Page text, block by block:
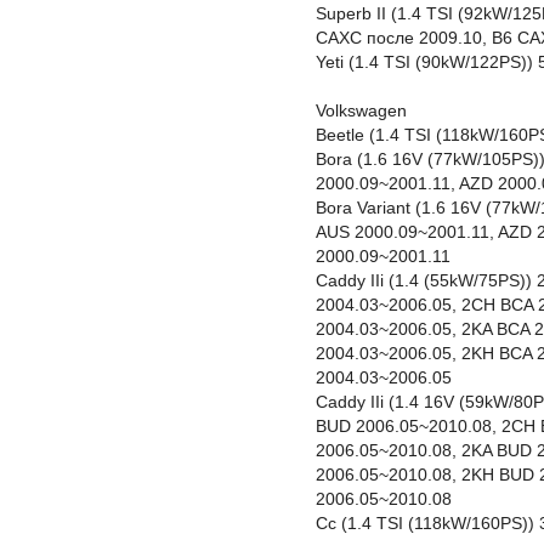
Superb II (1.4 TSI (92kW/
CAXC после 2009.10, B6
Yeti (1.4 TSI (90kW/122PS))
Volkswagen
Beetle (1.4 TSI (118kW/
Bora (1.6 16V (77kW/
2000.09~2001.11, AZD
Bora Variant (1.6 16V
AUS 2000.09~2001.11, AZD
2000.09~2001.11
Caddy IIi (1.4 (55kW/75PS))
2004.03~2006.05, 2CH BCA
2004.03~2006.05, 2KA BCA
2004.03~2006.05, 2KH BCA
2004.03~2006.05
Caddy IIi (1.4 16V (59kW/
BUD 2006.05~2010.08, 2CH
2006.05~2010.08, 2KA BUD
2006.05~2010.08, 2KH BUD
2006.05~2010.08
Cc (1.4 TSI (118kW/160PS))